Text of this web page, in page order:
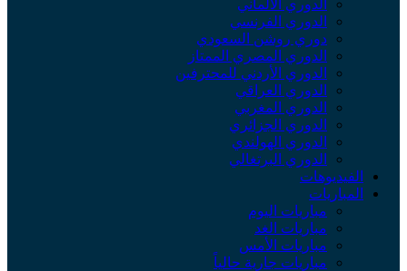
الدوري الألماني
الدوري الفرنسي
دوري روشن السعودي
الدوري المصري الممتاز
الدوري الأردني للمحترفين
الدوري العراقي
الدوري المغربي
الدوري الجزائري
الدوري الهولندي
الدوري البرتغالي
الفيديوهات
المباريات
مباريات اليوم
مباريات الغد
مباريات الأمس
مباريات جارية حالياً